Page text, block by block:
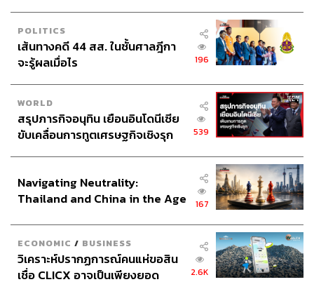
สำหรับในประเทศไทย หากแบ่งตามธุรกิจที่มียอดการทำ
ธุรกรรมผ่าน Alipay มากที่สุดจะจำแนกได้เป็น 3 อันดับ ได้แก่
ร้านค้าปลอดภาษีคิง เพาเวอร์
ร้านขายเครื่องสำอาง
ส่วนบริการในไทยที่นักท่องเที่ยวจีนอยากให้รองรับ Alipay
จาก Grab และ Uber โดยทางพิภาวินเล่าถึงปัญหาว่า ปัจจุบัน
มีสหกรณ์แท็กซี่อยู่มากมายหลายค่าย ทำให้การพูดคุยไม่
บังเกิดผลเสียที ขณะที่การร่วมงานกับรถไฟฟ้า BTS ก็ไม่
แต่ในอนาคตอันใกล้นี้แว่วมาว่าทาง Alipay เตรียมหารือร่วม
กับกรมสรรพากร ทำระบบ Tax Refund ช่วยอำนวยความ
สะดวกคืนภาษีนักท่องเที่ยวจีนแล้ว
POLITICS
เส้นทางคดี 44 สส. ในชั้นศาลฎีกา
จะรู้ผลเมื่อไร
196
WORLD
สรุปภารกิจอนุทิน เยือนอินโดนีเซีย
ขับเคลื่อนการทูตเศรษฐกิจเชิงรุก
539
Navigating Neutrality:
Thailand and China in the Age
167
ECONOMIC / BUSINESS
วิเคราะห์ปรากฏการณ์คนแห่ขอสิน
เชื่อ CLICX อาจเป็นเพียงยอด
2.6K